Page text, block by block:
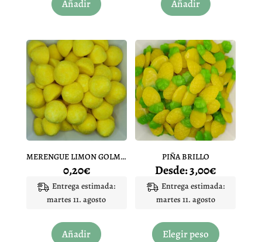
Añadir Añadir
MERENGUE LIMON GOLMASA 1 UNIDAD
0,20€
Entrega estimada:
martes 11. agosto
Añadir
PIÑA BRILLO
Desde:3,00€
Entrega estimada:
martes 11. agosto
Elegir peso
producto